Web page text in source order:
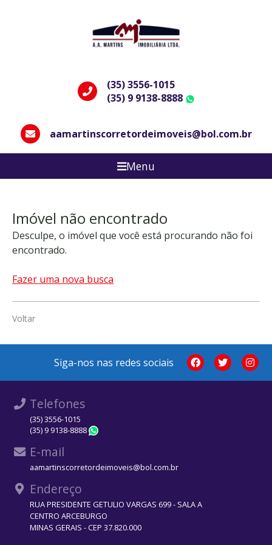
(35) 3556-1015
(35) 9 9138-8888
aamartinscorretordeimoveis@bol.com.br
Menu
Imóvel não encontrado
Desculpe, o imóvel que você está procurando não foi
encontrado.
Fazer uma nova busca
Voltar
Siga-nos nas redes sociais
Telefones
(35) 3556-1015
(35) 9 9138-8888
E-mail
aamartinscorretordeimoveis@bol.com.br
Endereço
RUA PRESIDENTE GETULIO VARGAS 699 - SALA A
CENTRO ARCEBURGO
MINAS GERAIS - CEP 37.820.000